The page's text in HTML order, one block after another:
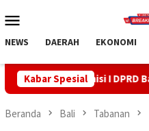
ke
Mobile
NEWS DAERAH EKONOMI
Kabar Spesial
Bali Tegaskan Tak Ada
Beranda Bali Tabanan